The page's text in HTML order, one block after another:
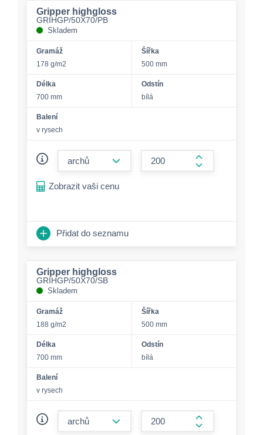
Gripper highgloss
GRIHGP/50X70/PB
Skladem
Gramáž
178 g/m2
Šířka
500 mm
Délka
700 mm
Odstín
bílá
Balení
v rysech
form.increase-
Zobrazit vaši cenu
Přidat do seznamu
Gripper highgloss
GRIHGP/50X70/SB
Skladem
Gramáž
188 g/m2
Šířka
500 mm
Délka
700 mm
Odstín
bílá
Balení
v rysech
form.increase-